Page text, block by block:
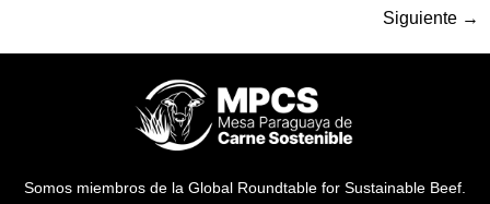
Siguiente →
Somos miembros de la Global Roundtable for Sustainable Beef.